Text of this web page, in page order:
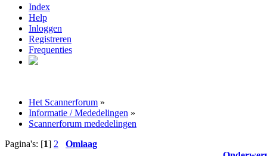
Index
Help
Inloggen
Registreren
Frequenties
Het Scannerforum »
Informatie / Mededelingen »
Scannerforum mededelingen
Pagina's: [1] 2
Omlaag